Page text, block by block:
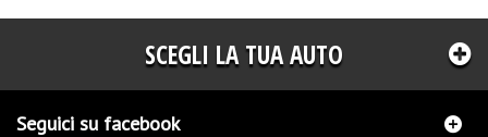
SCEGLI LA TUA AUTO
Seguici su facebook